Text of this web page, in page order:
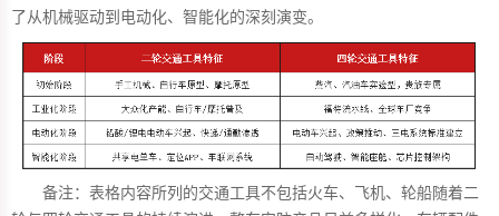
了从机械驱动到电动化、智能化的深刻演变。
备注：表格内容所列的交通工具不包括火车、飞机、轮船随着二